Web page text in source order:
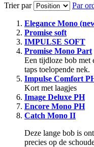
Trier par
Par
Elegance Mono
Promise soft
IMPULSE SOFT
Promise Mono Part
Een tijdloze bob met
taps toelopende nek.
Impulse Comfort
Kort met laagjes
Image Deluxe PH
Encore Mono PH
Catch Mono II
Deze lange bob is
precies op de